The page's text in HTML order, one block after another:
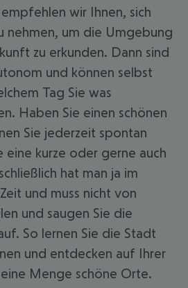
wir Ihnen, sich
nehmen, um die Umgebung
zu erkunden. Dann sind
und können selbst
Tag Sie was
Haben Sie einen schönen
Sie jederzeit spontan
eine kurze oder gerne auch
hat man ja im
und muss nicht von
und saugen Sie die
So lernen Sie die Stadt
und entdecken auf Ihrer
Menge schöne Orte.